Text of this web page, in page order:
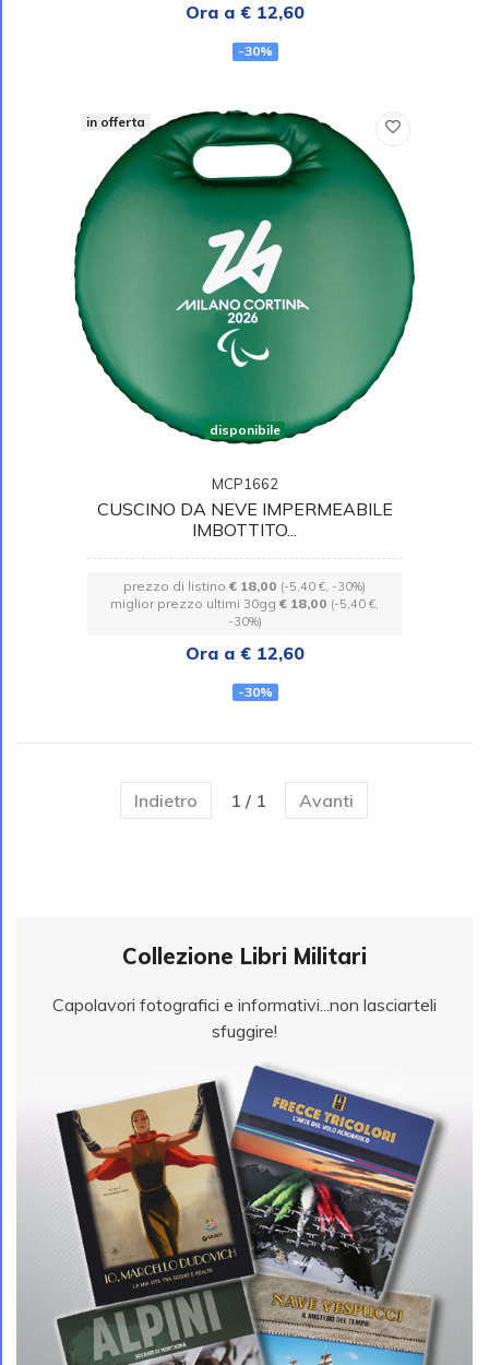
Ora a € 12,60
-30%
in offerta
disponibile
MCP1662
CUSCINO DA NEVE IMPERMEABILE
IMBOTTITO...
prezzo di listino € 18,00 (-5,40 €, -30%)
miglior prezzo ultimi 30gg € 18,00 (-5,40 €,
-30%)
Ora a € 12,60
-30%
Indietro 1 / 1 Avanti
Collezione Libri Militari
Capolavori fotografici e informativi...non lasciarteli
sfuggire!